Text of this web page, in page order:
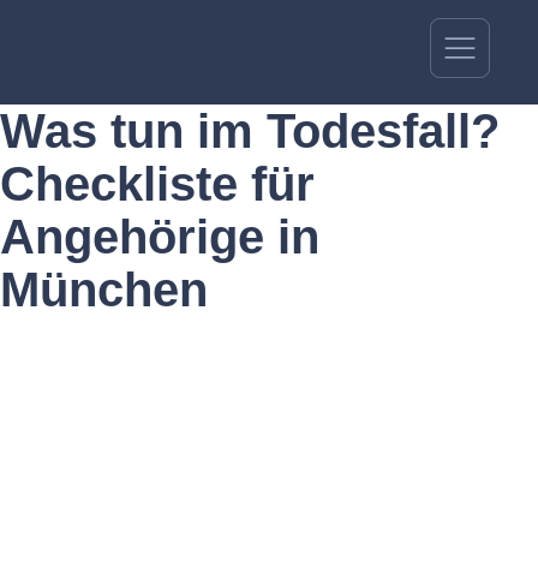
Was tun im Todesfall?
Checkliste für
Angehörige in
München